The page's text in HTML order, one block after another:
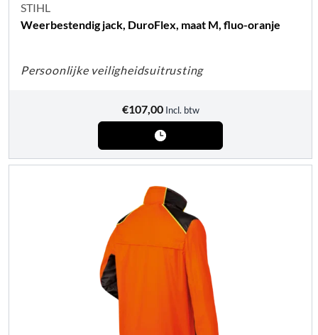
STIHL
Weerbestendig jack, DuroFlex, maat M, fluo-oranje
Persoonlijke veiligheidsuitrusting
€107,00 Incl. btw